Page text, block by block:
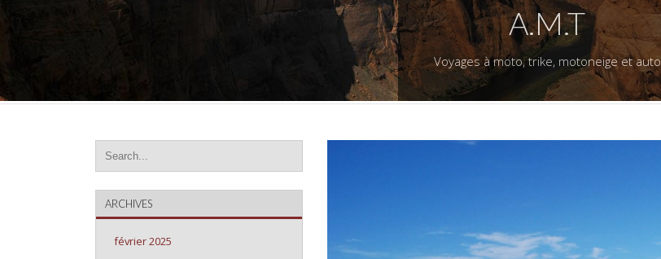
A.M.T
Voyages à moto, trike, motoneige et auto
ARCHIVES
février 2025